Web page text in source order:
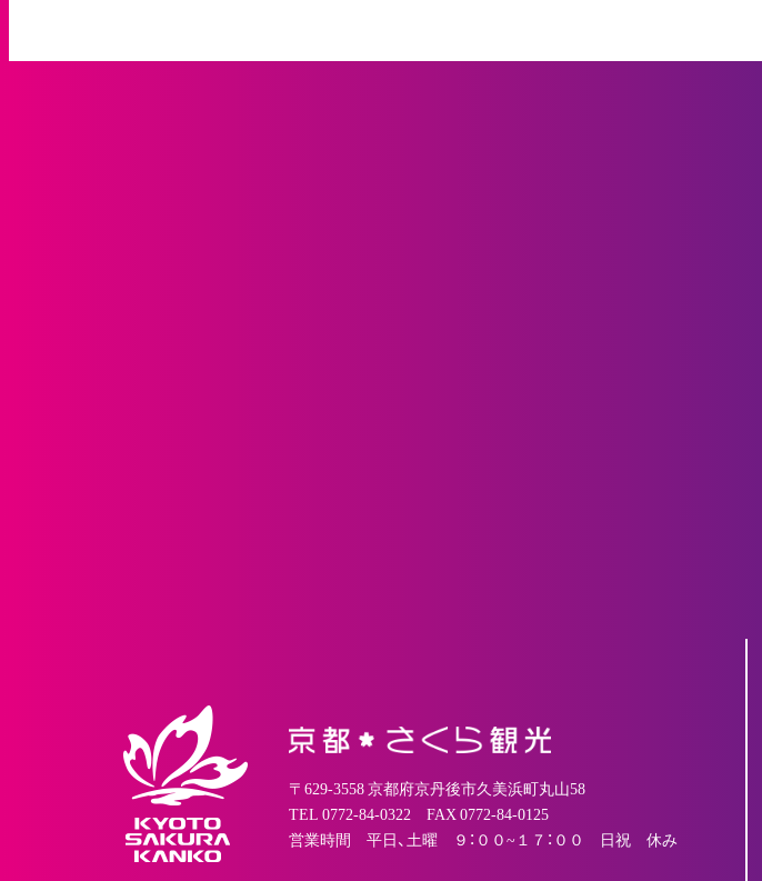
〒629-3558 京都府京丹後市久美浜町丸山58
TEL 0772-84-0322 FAX 0772-84-0125
営業時間 平日、土曜 ９：００~１７：００ 日祝 休み